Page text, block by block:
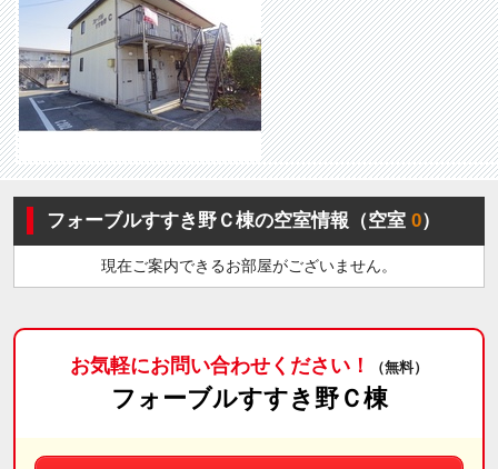
フォーブルすすき野Ｃ棟の空室情報（空室0）
現在ご案内できるお部屋がございません。
お気軽にお問い合わせください！ （無料）
フォーブルすすき野Ｃ棟